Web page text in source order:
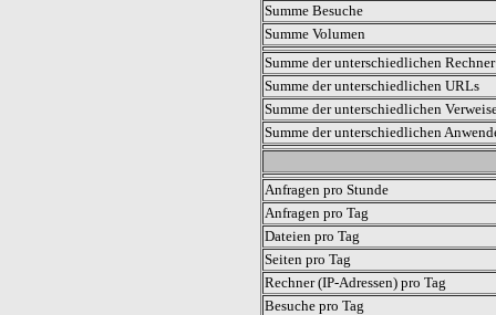
Summe Besuche
Summe Volumen
Summe der unterschiedlichen
Summe der unterschiedlichen URLs
Summe der unterschiedlichen
Summe der unterschiedlichen
Anfragen pro Stunde
Anfragen pro Tag
Dateien pro Tag
Seiten pro Tag
Rechner (IP-Adressen) pro Tag
Besuche pro Tag